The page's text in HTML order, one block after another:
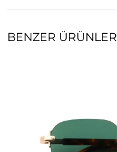
BENZER ÜRÜNLER